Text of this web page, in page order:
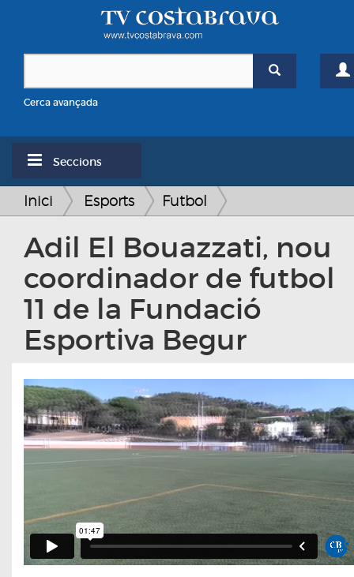
Cerca avançada
Seccions
Inici Esports Futbol
Adil El Bouazzati, nou
coordinador de futbol
11 de la Fundació
Esportiva Begur